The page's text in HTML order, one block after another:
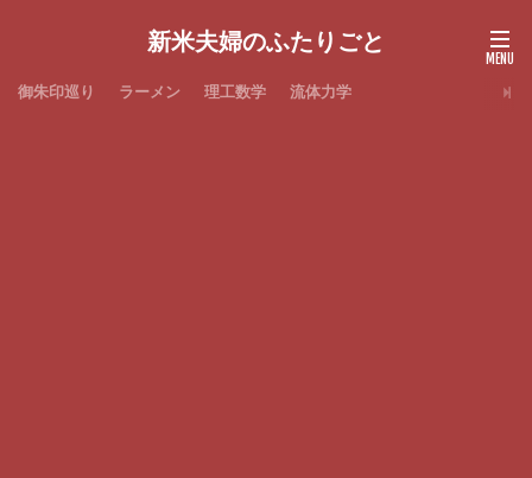
新米夫婦のふたりごと
御朱印巡り ラーメン 理工数学 流体力学